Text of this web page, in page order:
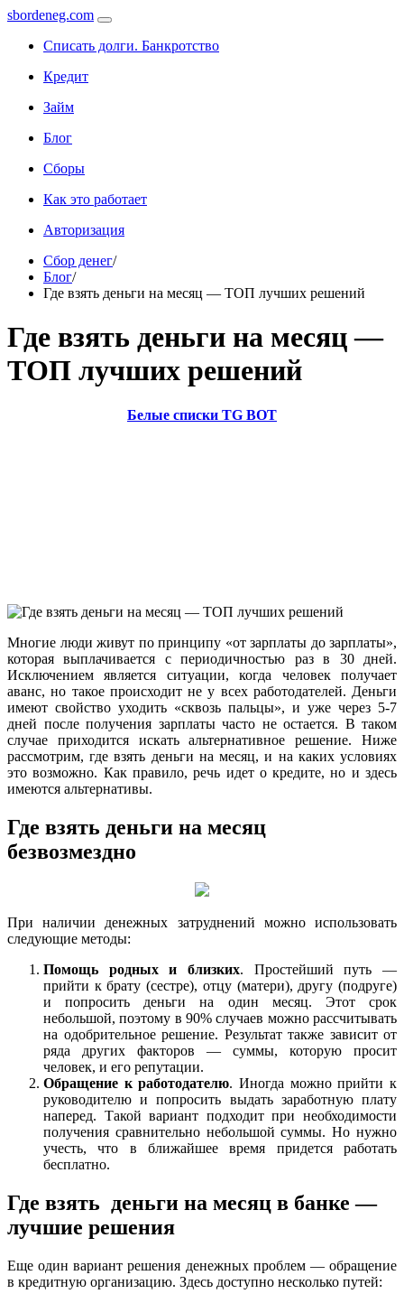
sbordeneg.com
Списать долги. Банкротство
Кредит
Займ
Блог
Сборы
Как это работает
Авторизация
Сбор денег/
Блог/
Где взять деньги на месяц — ТОП лучших решений
Где взять деньги на месяц —
ТОП лучших решений
Белые списки TG BOT
Многие люди живут по принципу «от зарплаты до зарплаты»,
которая выплачивается с периодичностью раз в 30 дней.
Исключением является ситуации, когда человек получает
аванс, но такое происходит не у всех работодателей. Деньги
имеют свойство уходить «сквозь пальцы», и уже через 5-7
дней после получения зарплаты часто не остается. В таком
случае приходится искать альтернативное решение. Ниже
рассмотрим, где взять деньги на месяц, и на каких условиях
это возможно. Как правило, речь идет о кредите, но и здесь
имеются альтернативы.
Где взять деньги на месяц
безвозмездно
При наличии денежных затруднений можно использовать
следующие методы:
Помощь родных и близких. Простейший путь —
прийти к брату (сестре), отцу (матери), другу (подруге)
и попросить деньги на один месяц. Этот срок
небольшой, поэтому в 90% случаев можно рассчитывать
на одобрительное решение. Результат также зависит от
ряда других факторов — суммы, которую просит
человек, и его репутации.
Обращение к работодателю. Иногда можно прийти к
руководителю и попросить выдать заработную плату
наперед. Такой вариант подходит при необходимости
получения сравнительно небольшой суммы. Но нужно
учесть, что в ближайшее время придется работать
бесплатно.
Где взять деньги на месяц в банке —
лучшие решения
Еще один вариант решения денежных проблем — обращение
в кредитную организацию. Здесь доступно несколько путей: